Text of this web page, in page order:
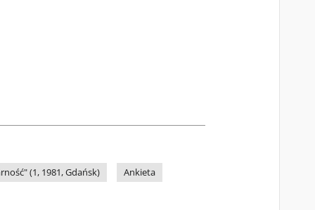
(1, 1981, Gdańsk) Ankieta